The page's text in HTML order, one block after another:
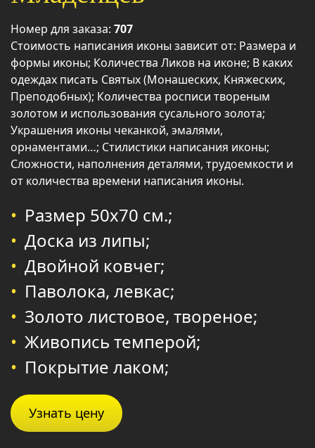
Номер для заказа: 707
Стоимость написания иконы зависит от: Размера и
формы иконы; Количества Ликов на иконе; В каких
одеждах писать Святых (Монашеских, Княжеских,
Преподобных); Количества росписи твореным
золотом и использования сусального золота;
Украшения иконы чеканкой, эмалями,
орнаментами…; Стилистики написания иконы;
Сложности, наполнения деталями, трудоемкости и
от количества времени написания иконы.
Размер 50х70 см.;
Доска из липы;
Двойной ковчег;
Паволока, левкас;
Золото листовое, твореное;
Живопись темперой;
Покрытие лаком;
Узнать цену